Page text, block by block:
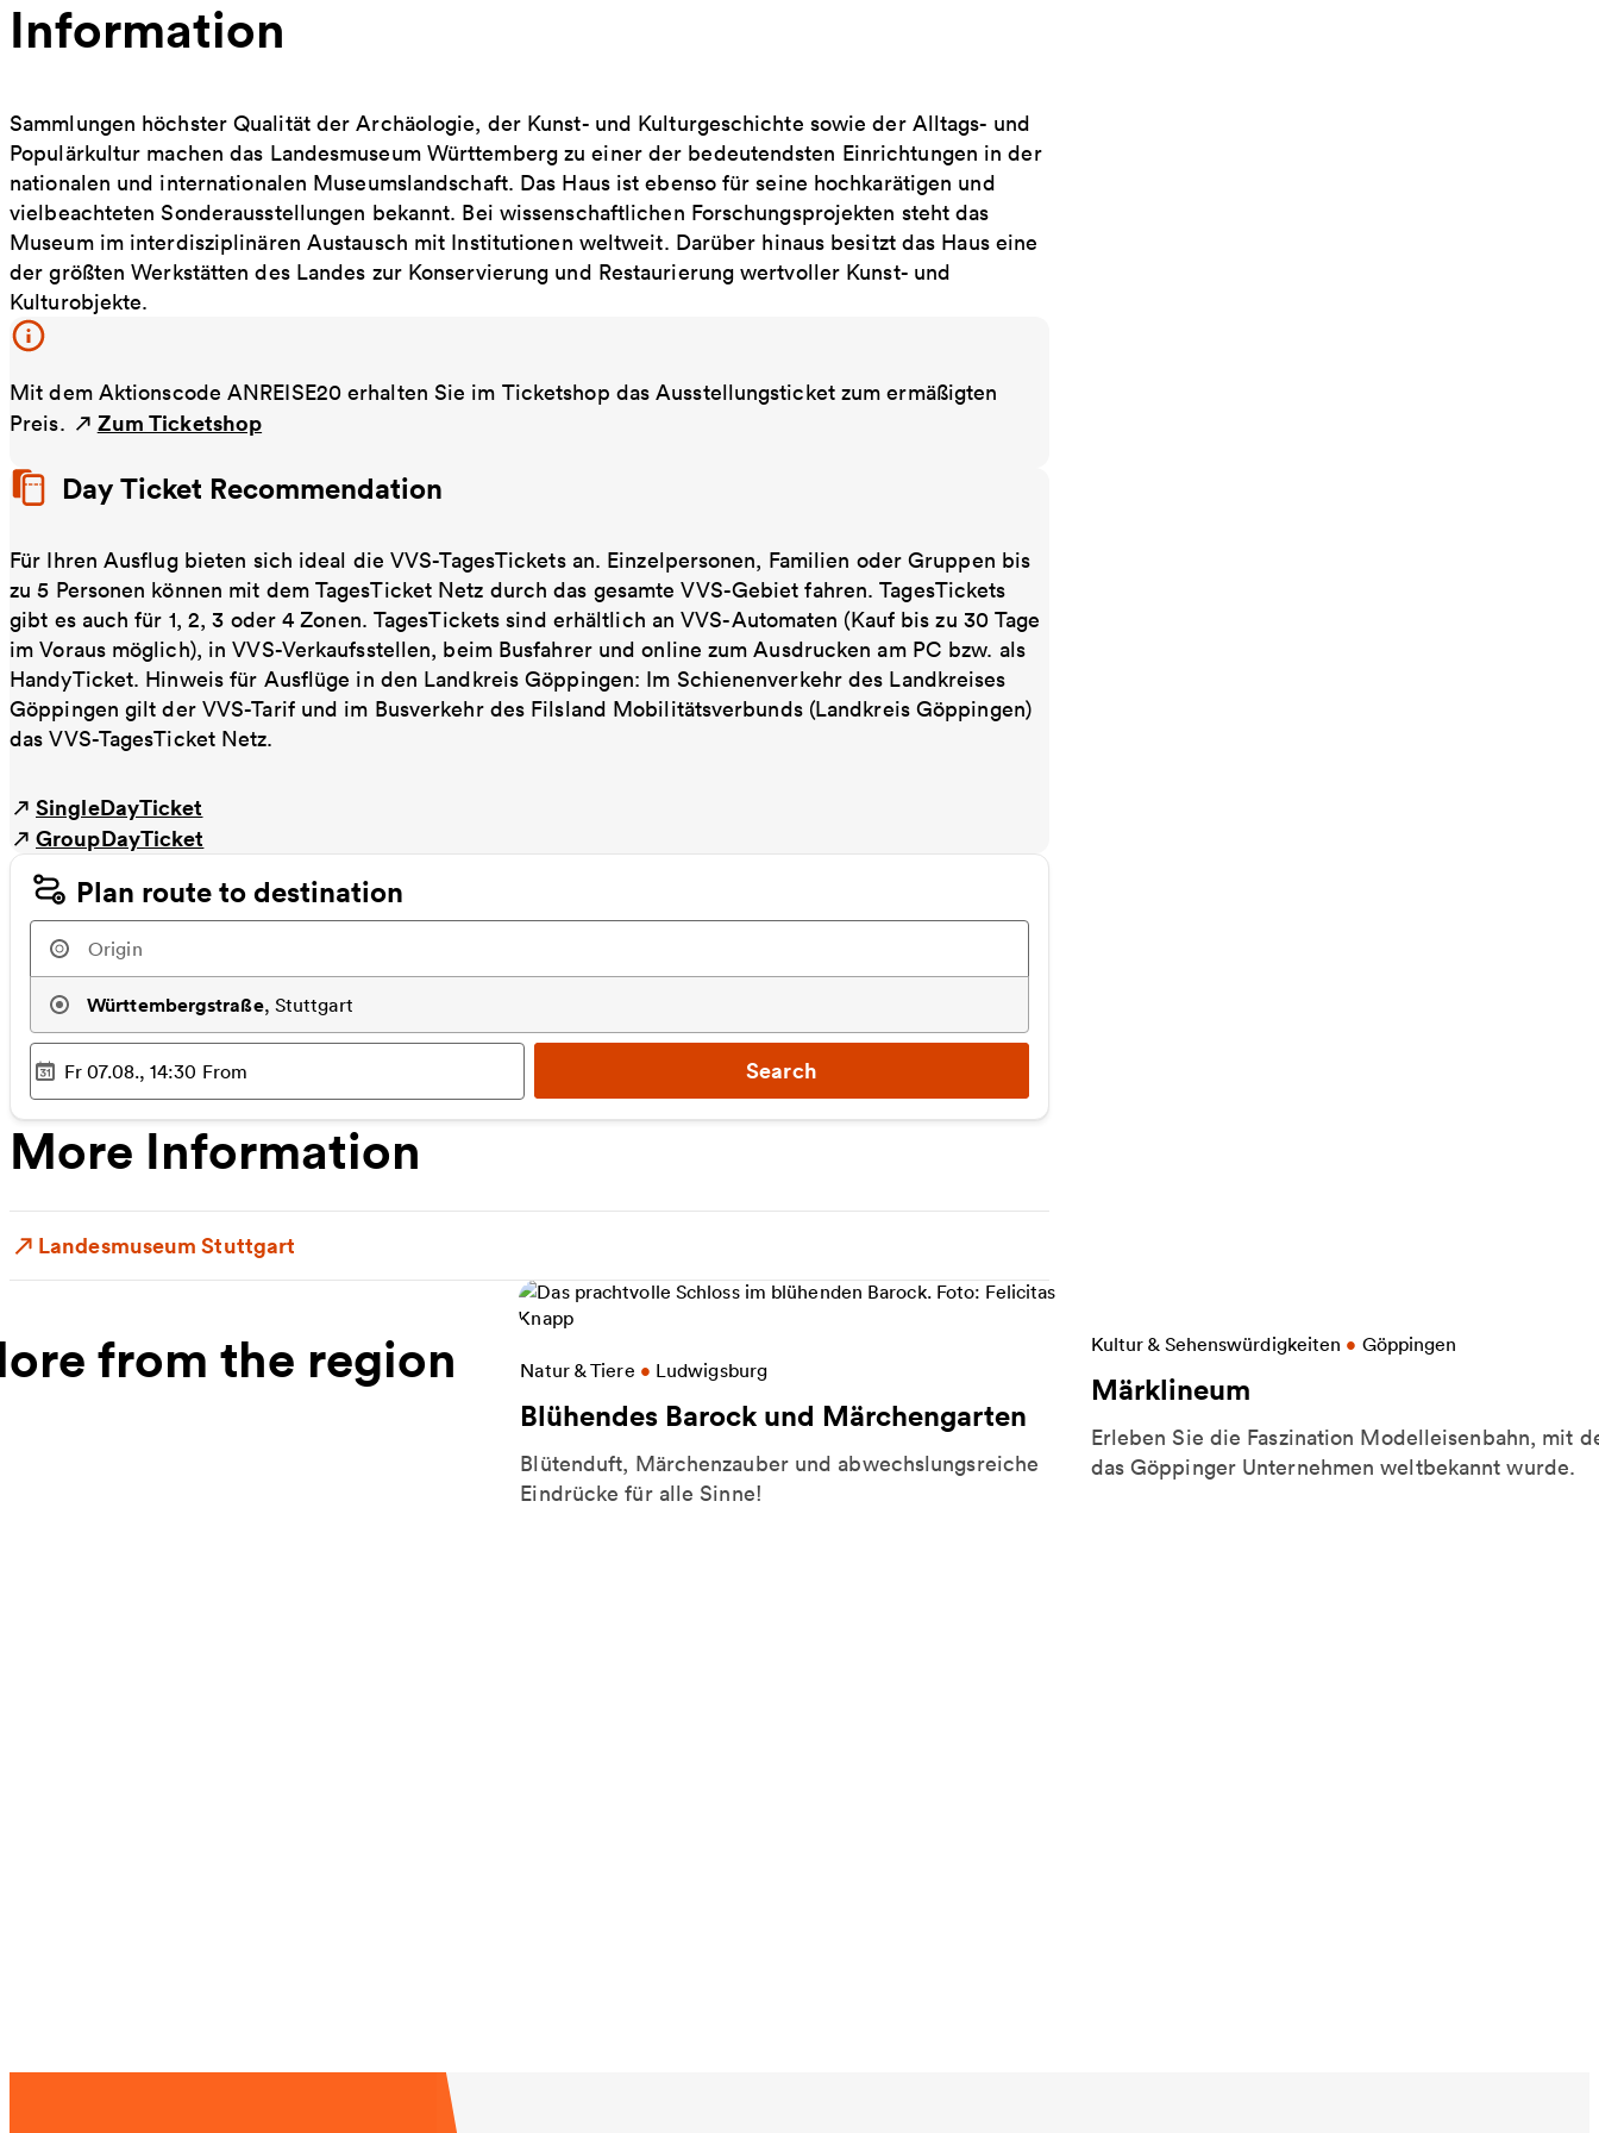
Information
Sammlungen höchster Qualität der Archäologie, der Kunst- und Kulturgeschichte sowie der Alltags- und
Populärkultur machen das Landesmuseum Württemberg zu einer der bedeutendsten Einrichtungen in der
nationalen und internationalen Museumslandschaft. Das Haus ist ebenso für seine hochkarätigen und
vielbeachteten Sonderausstellungen bekannt. Bei wissenschaftlichen Forschungsprojekten steht das
Museum im interdisziplinären Austausch mit Institutionen weltweit. Darüber hinaus besitzt das Haus eine
der größten Werkstätten des Landes zur Konservierung und Restaurierung wertvoller Kunst- und
Kulturobjekte.
Mit dem Aktionscode ANREISE20 erhalten Sie im Ticketshop das Ausstellungsticket zum ermäßigten
Preis.
Zum Ticketshop
Day Ticket Recommendation
Für Ihren Ausflug bieten sich ideal die VVS-TagesTickets an. Einzelpersonen, Familien oder Gruppen bis
zu 5 Personen können mit dem TagesTicket Netz durch das gesamte VVS-Gebiet fahren. TagesTickets
gibt es auch für 1, 2, 3 oder 4 Zonen. TagesTickets sind erhältlich an VVS-Automaten (Kauf bis zu 30 Tage
im Voraus möglich), in VVS-Verkaufsstellen, beim Busfahrer und online zum Ausdrucken am PC bzw. als
HandyTicket. Hinweis für Ausflüge in den Landkreis Göppingen: Im Schienenverkehr des Landkreises
Göppingen gilt der VVS-Tarif und im Busverkehr des Filsland Mobilitätsverbunds (Landkreis Göppingen)
das VVS-TagesTicket Netz.
SingleDayTicket
GroupDayTicket
Plan route to destination
Württembergstraße, Stuttgart
Selected time :
Fr 07.08., 14:30 From Search
More Information
Landesmuseum Stuttgart
from the region Natur & Tiere • Ludwigsburg
Blühendes Barock und Märchengarten
Blütenduft, Märchenzauber und abwechslungsreiche
Eindrücke für alle Sinne!
More information on Blühendes Barock und Märchengarten
Kultur & Sehenswürdigkeiten • Göppingen
Märklineum
Erleben Sie die Faszination Modelleisenbahn, mit
das Göppinger Unternehmen weltbekannt wurde.
More information on Märklineum